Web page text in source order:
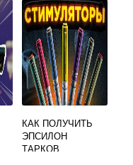
КАК ПОЛУЧИТЬ
ЭПСИЛОН
ТАРКОВ